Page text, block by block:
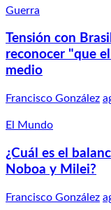
Guerra
Tensión con
reconocer "que
medio
Francisco González
El Mundo
¿Cuál es el
Noboa y Milei?
Francisco González